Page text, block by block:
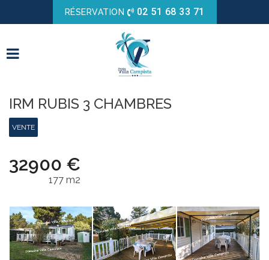
RÉSERVATION 02 51 68 33 71
IRM RUBIS 3 CHAMBRES
VENTE
32900 €
177 m2